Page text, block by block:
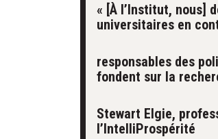
« [À l’Institut, nous]
universitaires en
responsables des
fondent sur la
Stewart Elgie,
l’IntelliProspérité